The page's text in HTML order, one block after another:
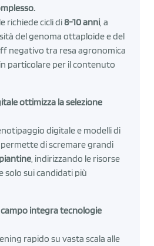
richiede cicli di8-10 anni , a
del genoma ottaploide e del
negativo tra resa agronomica
particolare per il contenuto
ottimizza la selezione
digitale e modelli di
permette di scremare grandi
, indirizzando le risorse
solo sui candidati più
integra tecnologie
rapido su vasta scala alle